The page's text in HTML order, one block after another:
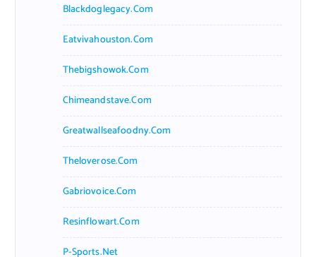
Blackdoglegacy.com
Eatvivahouston.com
Thebigshowok.com
Chimeandstave.com
Greatwallseafoodny.com
Theloverose.com
Gabriovoice.com
Resinflowart.com
P-Sports.net